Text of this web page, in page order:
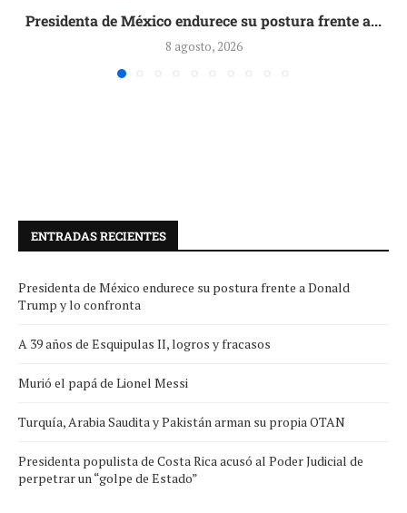
Presidenta de México endurece su postura frente a...
8 agosto, 2026
ENTRADAS RECIENTES
Presidenta de México endurece su postura frente a Donald
Trump y lo confronta
A 39 años de Esquipulas II, logros y fracasos
Murió el papá de Lionel Messi
Turquía, Arabia Saudita y Pakistán arman su propia OTAN
Presidenta populista de Costa Rica acusó al Poder Judicial de
perpetrar un “golpe de Estado”